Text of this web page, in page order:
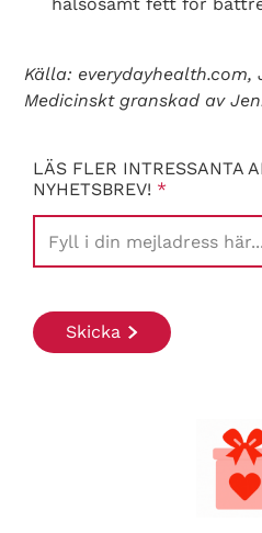
Källa: everydayhealth.com,
Medicinskt granskad av
LÄS FLER INTRESSANTA
NYHETSBREV! *